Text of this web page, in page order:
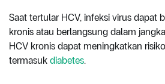
Saat tertular HCV, infeksi virus dapat
kronis atau berlangsung dalam
HCV kronis dapat meningkatkan
termasuk diabetes.